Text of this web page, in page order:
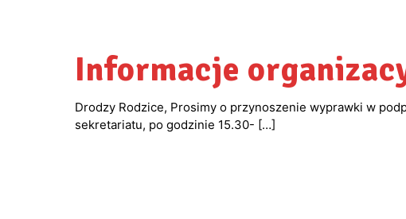
Informacje
Drodzy Rodzice, Prosimy o przynoszenie wyprawki w
sekretariatu, po godzinie 15.30- […]